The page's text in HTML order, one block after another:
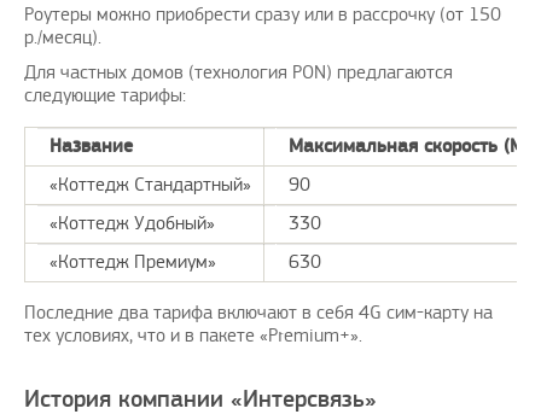
Роутеры можно приобрести сразу или в рассрочку (от 150
р./месяц).
Для частных домов (технология PON) предлагаются
следующие тарифы:
Название
Максимальная скорость
«Коттедж Стандартный»
90
«Коттедж Удобный»
330
«Коттедж Премиум»
630
Последние два тарифа включают в себя 4G сим-карту на
тех условиях, что и в пакете «Premium+».
История компании «Интерсвязь»